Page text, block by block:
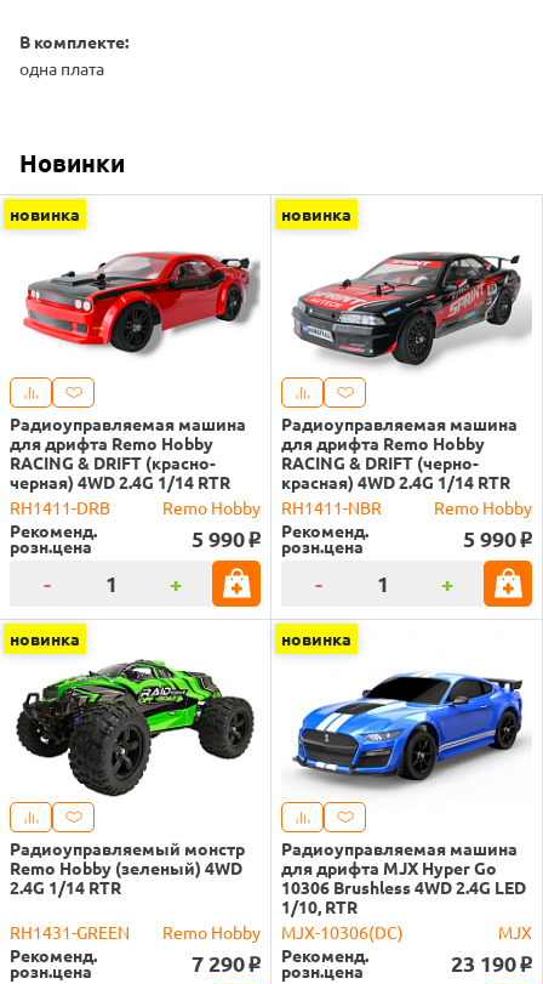
В комплекте:
одна плата
Новинки
новинка
Радиоуправляемая машина
для дрифта Remo Hobby
RACING & DRIFT (красно-
черная) 4WD 2.4G 1/14 RTR
RH1411-DRB
Remo Hobby
Рекоменд.
розн.цена 5 990 o
- +
новинка
Радиоуправляемая машина
для дрифта Remo Hobby
RACING & DRIFT (черно-
красная) 4WD 2.4G 1/14 RTR
RH1411-NBR
Remo Hobby
Рекоменд.
розн.цена 5 990 o
- +
новинка
Радиоуправляемый монстр
Remo Hobby (зеленый) 4WD
2.4G 1/14 RTR
RH1431-GREEN
Remo Hobby
Рекоменд.
розн.цена 7 290 o
новинка
Радиоуправляемая машина
для дрифта MJX Hyper Go
10306 Brushless 4WD 2.4G LED
1/10, RTR
MJX-10306(DC)
MJX
Рекоменд.
розн.цена 23 190 o